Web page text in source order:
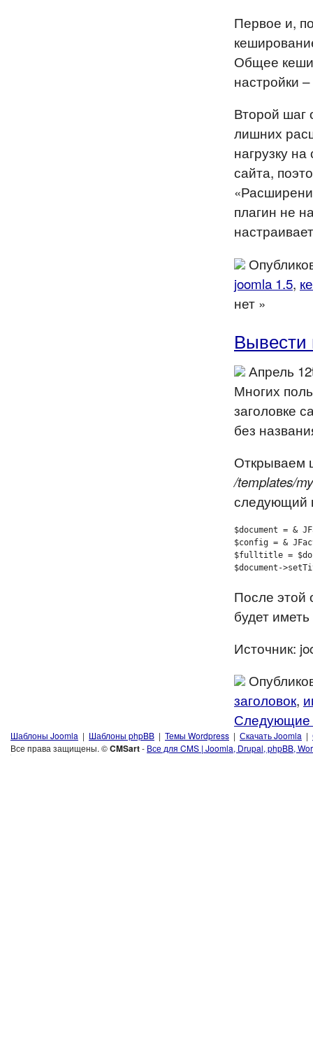
Первое и,
Общее
настройки
Второй шаг
лишних
нагрузку
сайта,
плагин не
joomla 1.5,
нет »
Вывести
Апрель
Многих
заголовке
без
Открываем
/templates/
следующий
$document = &
$config = &
$fulltitle =
$document-
После этой
будет
Источник:
заголовок,
Следующие
Шаблоны Joomla | Шаблоны phpBB | Темы Wordpress | Скачать Joomla |
Все права защищены. ©CMSart- Все для CMS | Joomla, Drupal, phpBB,